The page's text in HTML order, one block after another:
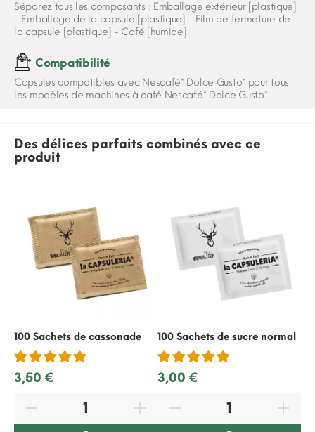
Séparez tous les composants : Emballage extérieur [plastique]
- Emballage de la capsule [plastique] - Film de fermeture de
la capsule [plastique] - Café [humide].
Compatibilité
Capsules compatibles avec Nescafé* Dolce Gusto* pour tous
les modèles de machines à café Nescafé* Dolce Gusto*.
Des délices parfaits combinés avec ce
produit
100 Sachets de cassonade
3,50 €
100 Sachets de sucre normal
3,00 €